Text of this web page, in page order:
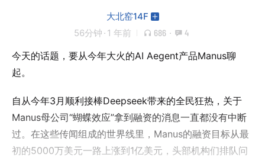
大北窑14F
56分钟 · 1 年前 686 · 4
今天的话题，要从今年大火的AI Aegent产品Manus聊
起。
自从今年3月顺利接棒Deepseek带来的全民狂热，关于
Manus母公司“蝴蝶效应”拿到融资的消息一直都没有中断
过。在这些传闻组成的世界线里，Manus的融资目标从最
初的5000万美元一路上涨到1亿美元，头部机构们排队问